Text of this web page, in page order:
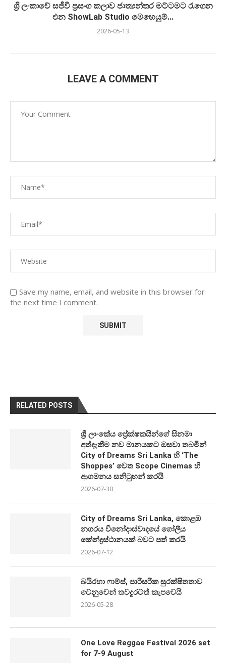
ශ්‍රී ලංකාවේ සජීවී ප්‍රසංග කලාව ජාත්‍යන්තර මට්ටමට රැගෙන
එන ShowLab Studio මෙහෙයුම්...
2026-05-13
LEAVE A COMMENT
Save my name, email, and website in this browser for
the next time I comment.
RELATED POSTS
ශ්‍රී ලාංකේය ප්‍රේක්ෂකයින්ගේ සිනමා
අත්දැකීම නව මානයකට ඔසවා තබමින්
City of Dreams Sri Lanka හි ‘The
Shoppes’ වෙත Scope Cinemas හි
ආගමනය සනිටුහන් කරයි
2026-07-30
City of Dreams Sri Lanka, කොළඹ
නගරය විනෝදාස්වාදයේ ගෝලීය
කේන්ද්‍රස්ථානයක් බවට පත් කරයි
2026-07-12
බයිරහා ෆාම්ස්, පාරිසරික සුරක්ෂිතතාව
වෙනුවෙන් තවදුරටත් කැපවෙයි
2026-05-28
One Love Reggae Festival 2026 set
for 7-9 August